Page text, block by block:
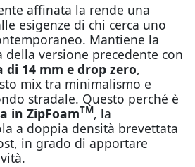
affinata la rende una
esigenze di chi cerca uno
Mantiene la
versione precedente con
14 mm e drop zero,
mix tra minimalismo e
stradale. Questo perché è
in ZipFoamTM, la
a doppia densità brevettata
in grado di apportare